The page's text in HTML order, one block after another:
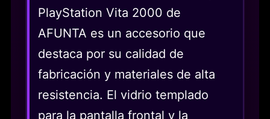
PlayStation Vita 2000 de
AFUNTA es un accesorio que
destaca por su calidad de
fabricación y materiales de alta
resistencia. El vidrio templado
para la pantalla frontal y la